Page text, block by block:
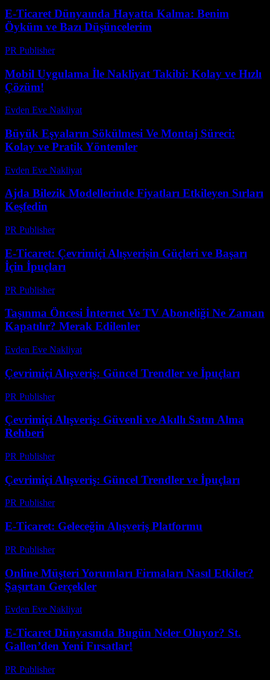
E-Ticaret Dünyaında Hayatta Kalma: Benim
Öyküm ve Bazı Düşüncelerim
PR Publisher-
Mobil Uygulama İle Nakliyat Takibi: Kolay ve Hızlı
Çözüm!
Evden Eve Nakliyat
Büyük Eşyaların Sökülmesi Ve Montaj Süreci:
Kolay ve Pratik Yöntemler
Evden Eve Nakliyat
Ajda Bilezik Modellerinde Fiyatları Etkileyen Sırları
Keşfedin
PR Publisher-
E-Ticaret: Çevrimiçi Alışverişin Güçleri ve Başarı
İçin İpuçları
PR Publisher-
Taşınma Öncesi İnternet Ve TV Aboneliği Ne Zaman
Kapatılır? Merak Edilenler
Evden Eve Nakliyat
Çevrimiçi Alışveriş: Güncel Trendler ve İpuçları
PR Publisher-
Çevrimiçi Alışveriş: Güvenli ve Akıllı Satın Alma
Rehberi
PR Publisher-
Çevrimiçi Alışveriş: Güncel Trendler ve İpuçları
PR Publisher-
E-Ticaret: Geleceğin Alışveriş Platformu
PR Publisher-
Online Müşteri Yorumları Firmaları Nasıl Etkiler?
Şaşırtan Gerçekler
Evden Eve Nakliyat
E-Ticaret Dünyasında Bugün Neler Oluyor? St.
Gallen’den Yeni Fırsatlar!
PR Publisher-